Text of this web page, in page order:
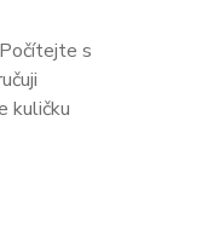
s
kuličku